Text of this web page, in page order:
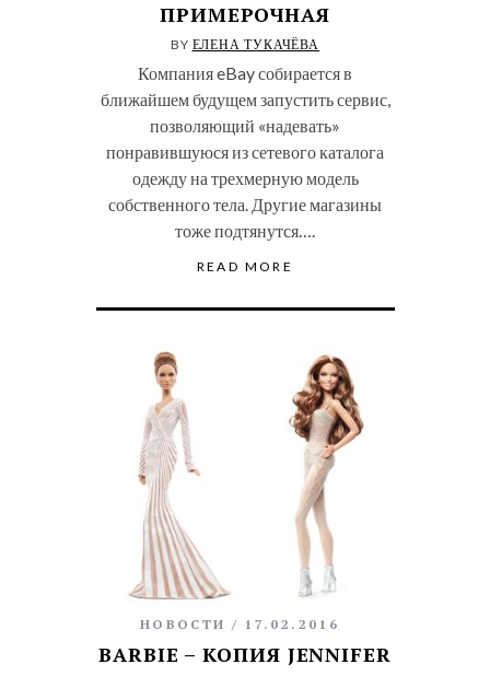
ПРИМЕРОЧНАЯ
BY ЕЛЕНА ТУКАЧЁВА
Компания eBay собирается в
ближайшем будущем запустить сервис,
позволяющий «надевать»
понравившуюся из сетевого каталога
одежду на трехмерную модель
собственного тела. Другие магазины
тоже подтянутся….
READ MORE
НОВОСТИ 17.02.2016
BARBIE – КОПИЯ JENNIFER